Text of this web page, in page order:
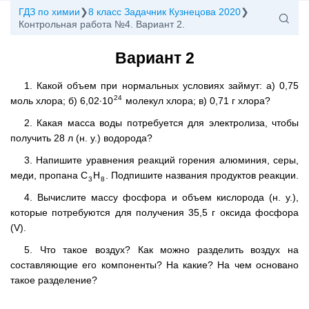
ГДЗ по химии
8 класс Задачник Кузнецова 2020
Контрольная работа №4. Вариант 2.
Вариант 2
1. Какой объем при нормальных условиях займут: а) 0,75
моль хлора; б) 6,02∙1024 молекул хлора; в) 0,71 г хлора?
2. Какая масса воды потребуется для электролиза, чтобы
получить 28 л (н. у.) водорода?
3. Напишите уравнения реакций горения алюминия, серы,
меди, пропана C3 H8
. Подпишите названия продуктов реакции.
4. Вычислите массу фосфора и объем кислорода (н. у.),
которые потребуются для получения 35,5 г оксида фосфора
(V).
5. Что такое воздух? Как можно разделить воздух на
составляющие его компоненты? На какие? На чем основано
такое разделение?